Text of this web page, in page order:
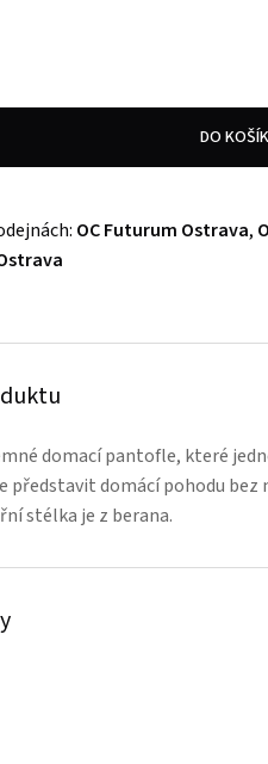
DO
OC Futurum Ostrava,
domací pantofle, které
představit domácí pohodu bez
stélka je z berana.